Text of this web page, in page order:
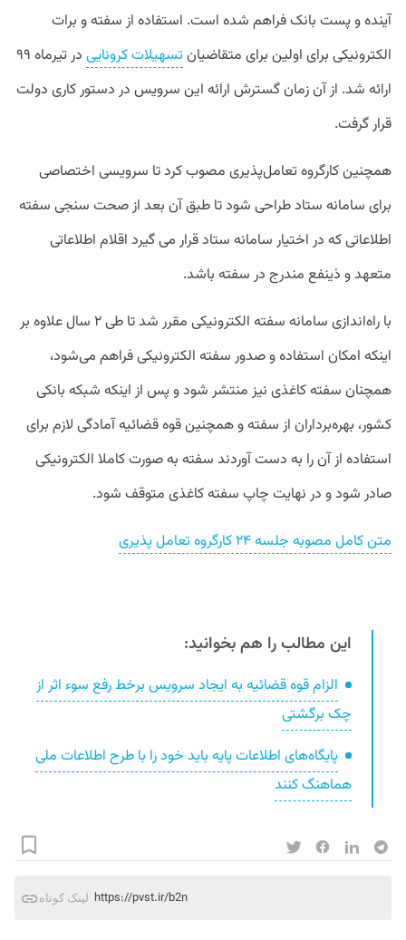
آینده و پست بانک فراهم شده است. استفاده از سفته و برات
الکترونیکی برای اولین برای متقاضیانتسهیلات کرونایی
در تیرماه ۹۹
ارائه شد. از آن زمان گسترش ارائه این سرویس در دستور کاری دولت
قرار گرفت.
همچنین کارگروه تعامل‌پذیری مصوب کرد تا سرویسی اختصاصی
برای سامانه ستاد طراحی شود تا طبق آن بعد از صحت سنجی سفته
اطلاعاتی که در اختیار سامانه ستاد قرار می گیرد اقلام اطلاعاتی
متعهد و ذینفع مندرج در سفته باشد.
با راه‌اندازی سامانه سفته الکترونیکی مقرر شد تا طی ۲ سال علاوه بر
اینکه امکان استفاده و صدور سفته الکترونیکی فراهم می‌شود،
همچنان سفته کاغذی نیز منتشر شود و پس از اینکه شبکه بانکی
کشور، بهره‌برداران از سفته و همچنین قوه قضائیه آمادگی لازم برای
استفاده از آن را به دست آوردند سفته به صورت کاملا الکترونیکی
صادر شود و در نهایت چاپ سفته کاغذی متوقف شود.
متن کامل مصوبه جلسه ۲۴ کارگروه تعامل پذیری
این مطالب را هم بخوانید:
الزام قوه قضائیه به ایجاد سرویس برخط رفع سوء اثر از
چک برگشتی
پایگاه‌های اطلاعات پایه باید خود را با طرح اطلاعات ملی
هماهنگ کنند
لینک کوتاه https://pvst.ir/b2n